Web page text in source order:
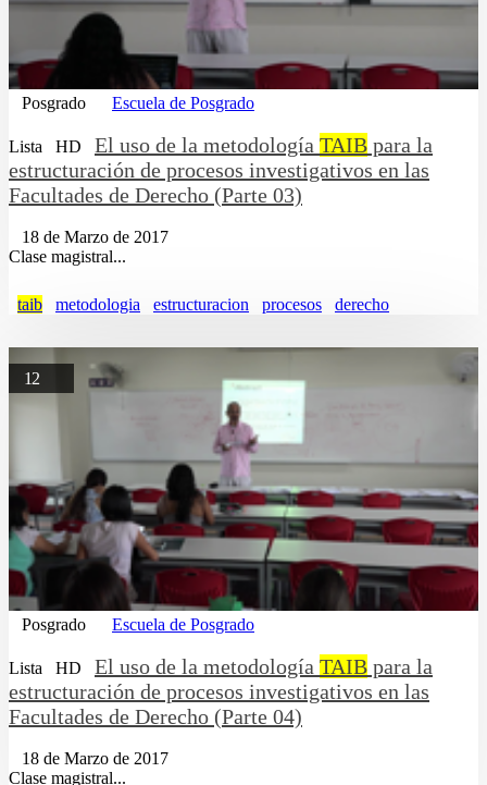
Posgrado Escuela de Posgrado
Lista HD El uso de la metodología TAIB para la
estructuración de procesos investigativos en las
Facultades de Derecho (Parte 03)
18 de Marzo de 2017
Clase magistral...
taib metodologia estructuracion procesos derecho
12
Posgrado Escuela de Posgrado
Lista HD El uso de la metodología TAIB para la
estructuración de procesos investigativos en las
Facultades de Derecho (Parte 04)
18 de Marzo de 2017
Clase magistral...